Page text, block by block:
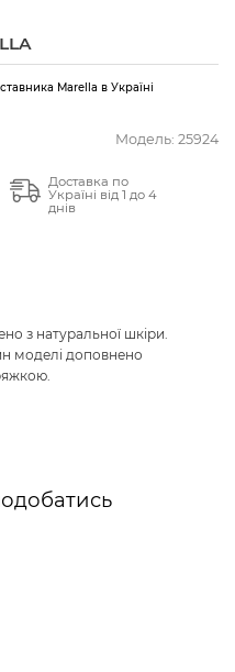
Marella в Україні
Модель: 25924
Доставка по
Україні від 1 до 4
днів
з натуральної шкіри.
моделі доповнено